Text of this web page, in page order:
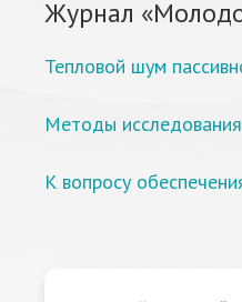
Журнал
Тепловой шум
Методы
К вопросу